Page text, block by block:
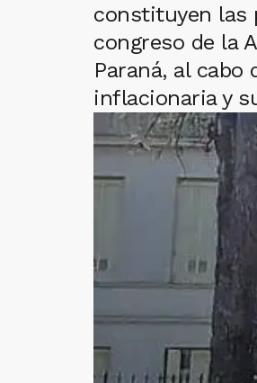
constituyen las
congreso de la
Paraná, al
inflacionaria y